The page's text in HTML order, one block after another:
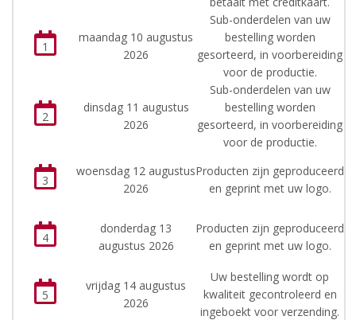
1
maandag 10 augustus
2026
Sub-onderdelen van uw
bestelling worden
gesorteerd, in voorbereiding
voor de productie.
2
dinsdag 11 augustus
2026
Sub-onderdelen van uw
bestelling worden
gesorteerd, in voorbereiding
voor de productie.
3
woensdag 12 augustus
2026
Producten zijn geproduceerd
en geprint met uw logo.
4
donderdag 13
augustus 2026
Producten zijn geproduceerd
en geprint met uw logo.
5
vrijdag 14 augustus
2026
Uw bestelling wordt op
kwaliteit gecontroleerd en
ingeboekt voor verzending.